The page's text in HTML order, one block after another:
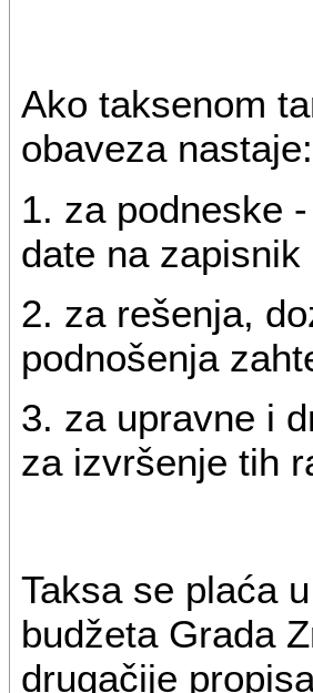
Ako taksenom
obaveza nastaje:
1. za podneske
date na
2. za rešenja,
podnošenja
3. za upravne i
za izvršenje tih
Taksa se plaća
budžeta Grada
drugačije